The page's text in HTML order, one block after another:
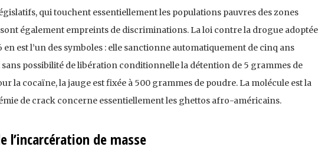
qui touchent essentiellement les populations pauvres des zones
également empreints de discriminations. La loi contre la drogue adoptée
en est l’un des symboles : elle sanctionne automatiquement de cinq ans
possibilité de libération conditionnelle la détention de 5 grammes de
la cocaïne, la jauge est fixée à 500 grammes de poudre. La molécule est la
de crack concerne essentiellement les ghettos afro-américains.
l’incarcération de masse